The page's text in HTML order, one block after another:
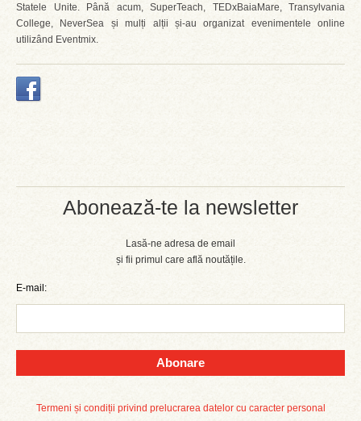
Abonează-te la newsletter
Lasă-ne adresa de email
și fii primul care află noutățile.
E-mail:
Abonare
Termeni și condiții privind prelucrarea datelor cu caracter personal
Statele Unite. Până acum, SuperTeach, TEDxBaiaMare, Transylvania
College, NeverSea și mulți alții și-au organizat evenimentele online
utilizând Eventmix.